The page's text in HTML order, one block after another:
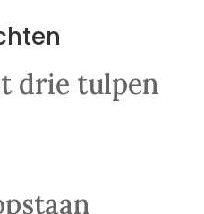
drie tulpen